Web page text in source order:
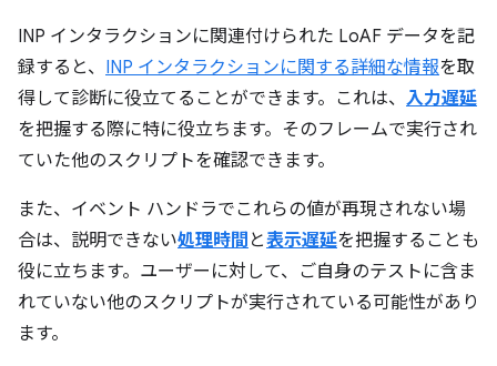
INP インタラクションに関連付けられた LoAF データを記
録すると、 INP インタラクションに関する詳細な情報を取
得して診断に役立てることができます。これは、 入力遅延
を把握する際に特に役立ちます。そのフレームで実行され
ていた他のスクリプトを確認できます。
また、イベント ハンドラでこれらの値が再現されない場
合は、説明できない処理時間 と表示遅延を把握することも
役に立ちます。ユーザーに対して、ご自身のテストに含ま
れていない他のスクリプトが実行されている可能性があり
ます。